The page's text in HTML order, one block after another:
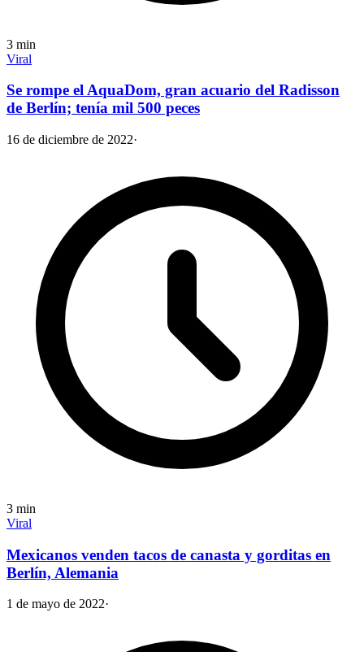
3 min
Viral
Se rompe el AquaDom, gran acuario del Radisson
de Berlín; tenía mil 500 peces
16 de diciembre de 2022·
3 min
Viral
Mexicanos venden tacos de canasta y gorditas en
Berlín, Alemania
1 de mayo de 2022·